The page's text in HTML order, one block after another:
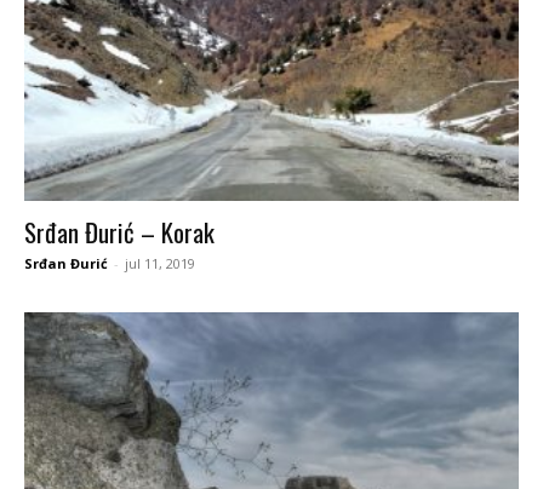
Srđan Đurić – Korak
Srđan Đurić - jul 11, 2019